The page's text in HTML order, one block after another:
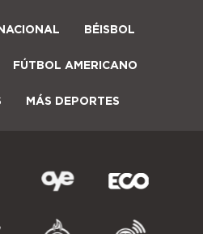
BÉISBOL
FÚTBOL AMERICANO
MÁS DEPORTES